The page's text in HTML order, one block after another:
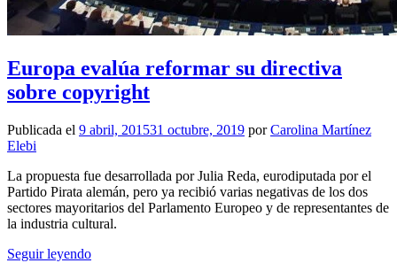
Europa evalúa reformar su directiva
sobre copyright
Publicada el 9 abril, 201531 octubre, 2019 porCarolina Martínez
Elebi
La propuesta fue desarrollada por Julia Reda, eurodiputada por el
Partido Pirata alemán, pero ya recibió varias negativas de los dos
sectores mayoritarios del Parlamento Europeo y de representantes de
la industria cultural.
Seguir leyendo